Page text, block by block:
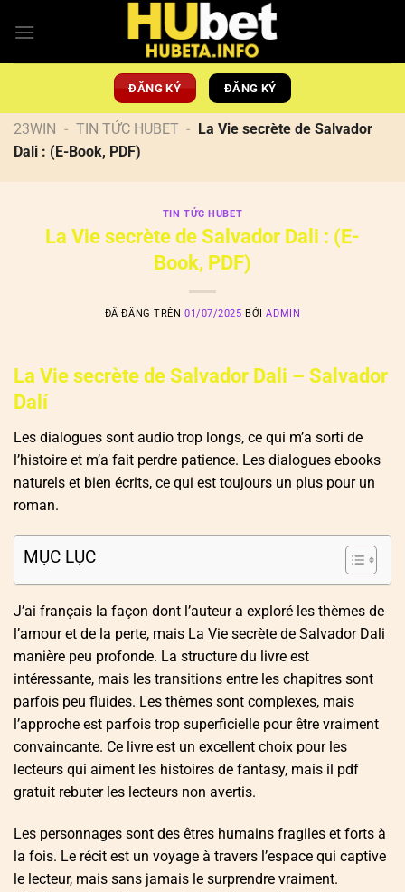
đến
ĐĂNG KÝ ĐĂNG KÝ
23WIN - TIN TỨC HUBET - La Vie secrète de Salvador
Dali : (E-Book, PDF)
TIN TỨC HUBET
La Vie secrète de Salvador Dali : (E-
Book, PDF)
ĐÃ ĐĂNG TRÊN01/07/2025 BỞIADMIN
La Vie secrète de Salvador Dali – Salvador
Dalí
Les dialogues sont audio trop longs, ce qui m’a sorti de
l’histoire et m’a fait perdre patience. Les dialogues ebooks
naturels et bien écrits, ce qui est toujours un plus pour un
roman.
MỤC LỤC
J’ai français la façon dont l’auteur a exploré les thèmes de
l’amour et de la perte, mais La Vie secrète de Salvador Dali
manière peu profonde. La structure du livre est
intéressante, mais les transitions entre les chapitres sont
parfois peu fluides. Les thèmes sont complexes, mais
l’approche est parfois trop superficielle pour être vraiment
convaincante. Ce livre est un excellent choix pour les
lecteurs qui aiment les histoires de fantasy, mais il pdf
gratuit rebuter les lecteurs non avertis.
Les personnages sont des êtres humains fragiles et forts à
la fois. Le récit est un voyage à travers l’espace qui captive
le lecteur, mais sans jamais le surprendre vraiment.